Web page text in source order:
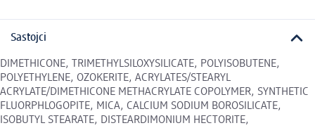
Sastojci
DIMETHICONE, TRIMETHYLSILOXYSILICATE, POLYISOBUTENE,
POLYETHYLENE, OZOKERITE, ACRYLATES/STEARYL
ACRYLATE/DIMETHICONE METHACRYLATE COPOLYMER, SYNTHETIC
FLUORPHLOGOPITE, MICA, CALCIUM SODIUM BOROSILICATE,
ISOBUTYL STEARATE, DISTEARDIMONIUM HECTORITE,